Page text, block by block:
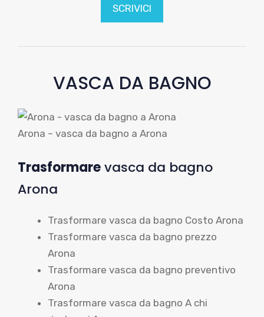
SCRIVICI
VASCA DA BAGNO
Arona – vasca da bagno a Arona
Trasformarevasca da bagno
Arona
Trasformare vasca da bagno Costo Arona
Trasformare vasca da bagno prezzo
Arona
Trasformare vasca da bagno preventivo
Arona
Trasformare vasca da bagno A chi